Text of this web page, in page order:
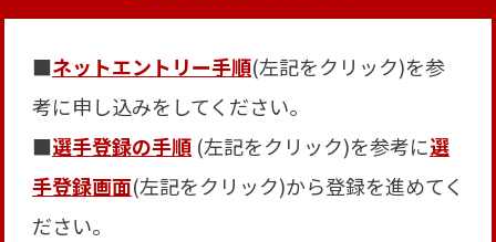
■ネットエントリー手順(左記をクリック)を参
考に申し込みをしてください。
■選手登録の手順 (左記をクリック)を参考に選
手登録画面(左記をクリック)から登録を進めてく
ださい。